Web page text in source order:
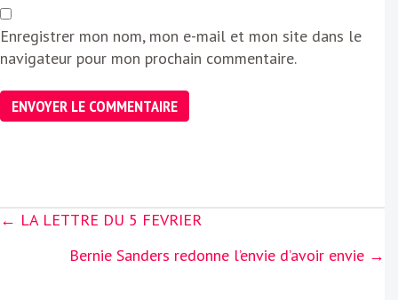
Enregistrer mon nom, mon e-mail et mon site dans le
navigateur pour mon prochain commentaire.
Posts
← LA LETTRE DU 5 FEVRIER
Bernie Sanders redonne l’envie d’avoir envie →